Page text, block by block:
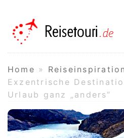
Home »
Exzentrische
Urlaub ganz „anders“